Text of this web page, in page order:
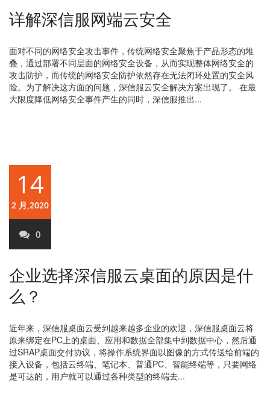
详解深信服网端云安全
面对不同的网络安全攻击事件，传统网络安全聚焦于产品形态的堆
叠，通过部署不同层面的网络安全设备，从而实现整体网络安全的
攻击防护，而传统的网络安全防护依然存在无法闭环处置的安全风
险。为了解决这方面的问题，深信服云安全解决方案出现了。 在最
大限度降低网络安全事件产生的同时，深信服推出...
14
2 月,2020
0
企业选择深信服云桌面的原因是什
么？
近年来，深信服桌面云受到越来越多企业的欢迎，深信服桌面云将
原来绑定在PC上的桌面、应用和数据全部集中到数据中心，然后通
过SRAP桌面交付协议，将操作系统界面以图像的方式传送给前端的
接入设备，包括云终端、笔记本、普通PC、智能终端等，只要网络
是可达的，用户就可以通过各种类型的终端去...